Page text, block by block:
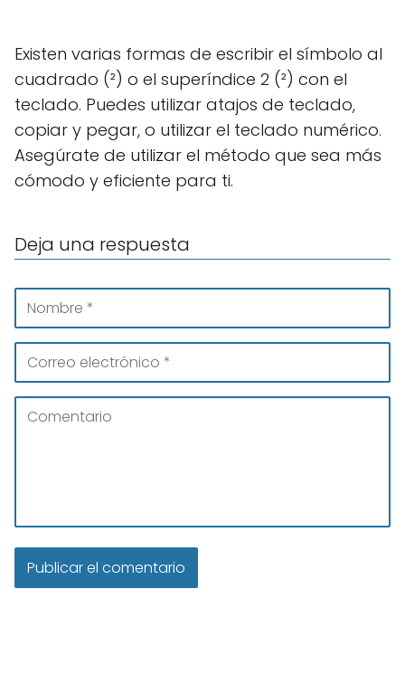
Existen varias formas de escribir el símbolo al
cuadrado (²) o el superíndice 2 (²) con el
teclado. Puedes utilizar atajos de teclado,
copiar y pegar, o utilizar el teclado numérico.
Asegúrate de utilizar el método que sea más
cómodo y eficiente para ti.
Deja una respuesta